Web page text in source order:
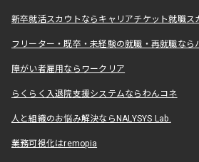
新卒就活スカウトならキャリアチケット就職ス
フリーター・既卒・未経験の就職・再就職なら
障がい者雇用ならワークリア
らくらく入退院支援システムならわんコネ
人と組織のお悩み解決ならNALYSYS Lab.
業務可視化はremopia